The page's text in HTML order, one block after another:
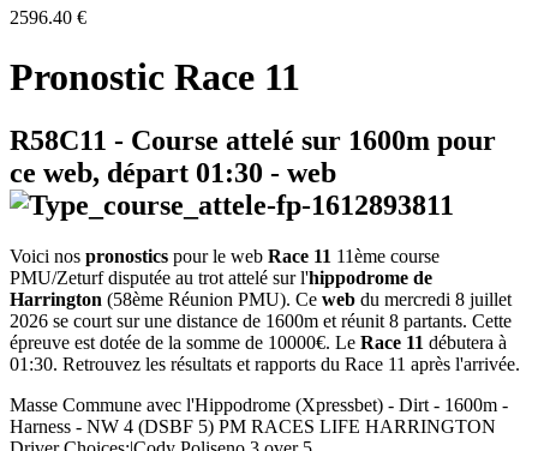
2596.40 €
Pronostic Race 11
R58C11 - Course attelé sur 1600m pour
ce web, départ 01:30 - web
Voici nos pronostics pour le web Race 11 11ème course
PMU/Zeturf disputée au trot attelé sur l'hippodrome de
Harrington (58ème Réunion PMU). Ce web du mercredi 8 juillet
2026 se court sur une distance de 1600m et réunit 8 partants. Cette
épreuve est dotée de la somme de 10000€. Le Race 11 débutera à
01:30. Retrouvez les résultats et rapports du Race 11 après l'arrivée.
Masse Commune avec l'Hippodrome (Xpressbet) - Dirt - 1600m -
Harness - NW 4 (DSBF 5) PM RACES LIFE HARRINGTON